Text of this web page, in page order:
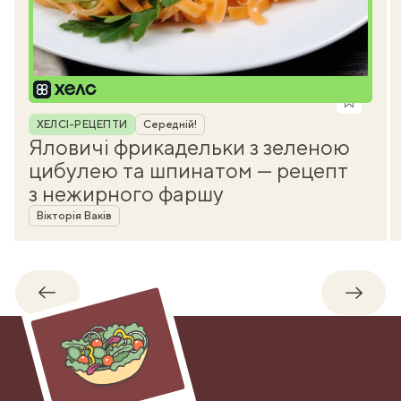
Рубрика
ХЕЛСІ-РЕЦЕПТИ Середній!
Яловичі фрикадельки з зеленою
цибулею та шпинатом — рецепт
з нежирного фаршу
Автор
Вікторія Ваків
Назад